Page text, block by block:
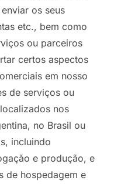
os seus
etc., bem como
ou parceiros
certos aspectos
em nosso
de serviços ou
nos
no Brasil ou
incluindo
e produção, e
de hospedagem e